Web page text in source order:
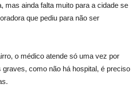
mas ainda falta muito para a cidade se
que pediu para não ser
o médico atende só uma vez por
como não há hospital, é preciso